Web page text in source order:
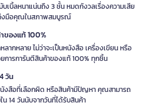
เบิ้ลหนาแน่นถึง 3 ชั้น หมดกังวลเรื่องความเสีย
งมือคุณในสภาพสมบูรณ์
ของแท้ 100%
ากหลาย ไม่ว่าจะเป็นหนังสือ เครื่องเขียน หรือ
การการันตีสินค้าของแท้ 100% ทุกชิ้น
วัน
นังสือที่เลือกผิด หรือสินค้ามีปัญหา คุณสามารถ
14 วันนับจากวันที่ได้รับสินค้า